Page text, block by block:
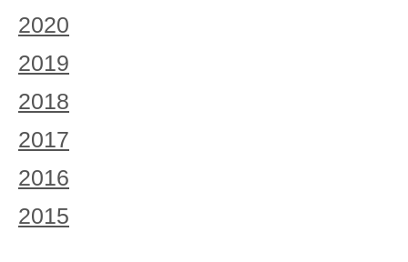
2020
2019
2018
2017
2016
2015